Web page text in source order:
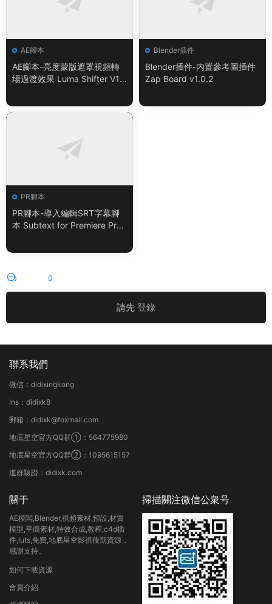
AE腳本
AE腳本-亮度蒙版遮罩視頻轉
場過渡效果 Luma Shifter V1.
Blender插件
Blender插件-内置參考圖插件
Zap Board v1.0.2
PR腳本
PR腳本-導入編輯SRT字幕腳
本 Subtext for Premiere Pro
0
請先 登錄
聯系我們
微信：didixingkong
Ins：didixk8
郵箱：didixk@foxmail.com
地底星空官方QQ群①：564775980
地底星空官方QQ群②：1095615157
進群驗證：didixk.com
關于
AE模闆,Blender,視頻素材,預設,材質
模型,平面素材,特效合成,教程,c4d插
件,luts,免費,地底星空影視後期資源，
感謝支持。
如何下載資源
會員介紹
掃描關注微信公衆号